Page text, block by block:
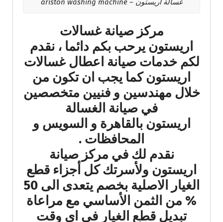
غسالة اريستون – ariston washing machine
مركز صيانة غسالات
اريستون يرحب بكم دائما ، نقدم
لكم خدمات صيانة اعطال غسالات
اريستون كما يجب ان تكون من
خلال مهندسين و فنيين متخصصين
في صيانة الغسالة
اريستون بالقاهرة و السويس و
المحافظات .
نقدم لك في مركز صيانة
اريستون ولأسرتك كل أجزاء قطع
الغيار الاصلية بخصم يتعدى الى 50
% من الثمن الأساسي مع مراعاة
تبديل قطع الغيار فى اى وقت